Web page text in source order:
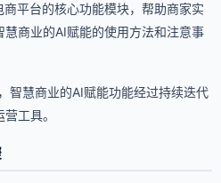
平台的核心功能模块，帮助商家实
商业的AI赋能的使用方法和注意事
智慧商业的AI赋能功能经过持续迭代
工具。